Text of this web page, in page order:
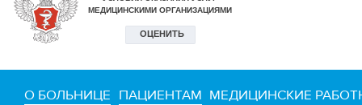
О БОЛЬНИЦЕ ПАЦИЕНТАМ МЕДИЦИНСКИЕ